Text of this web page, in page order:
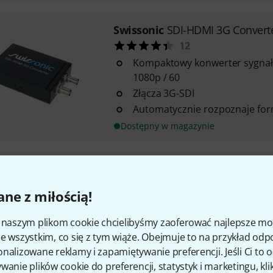
z miłością!
naszym plikom cookie chcielibyśmy zaoferować najlepsze
wszystkim, co się z tym wiąże. Obejmuje to na przykład
reklamy i zapamiętywanie preferencji. Jeśli Ci to
plików cookie do preferencji, statystyk i marketingu,
Swissonic SDI-HDMI 3G
12
Kompaktowy konwerter
1080p / 60
Złącza 3G-SDI
Automatycznie rozpoznaje
Dostępny w magazynie
protokołu HDbitT
Transmisja do 120 m (przy
Obsługa rozdzielczości do 4K
Dostępny w magazynie